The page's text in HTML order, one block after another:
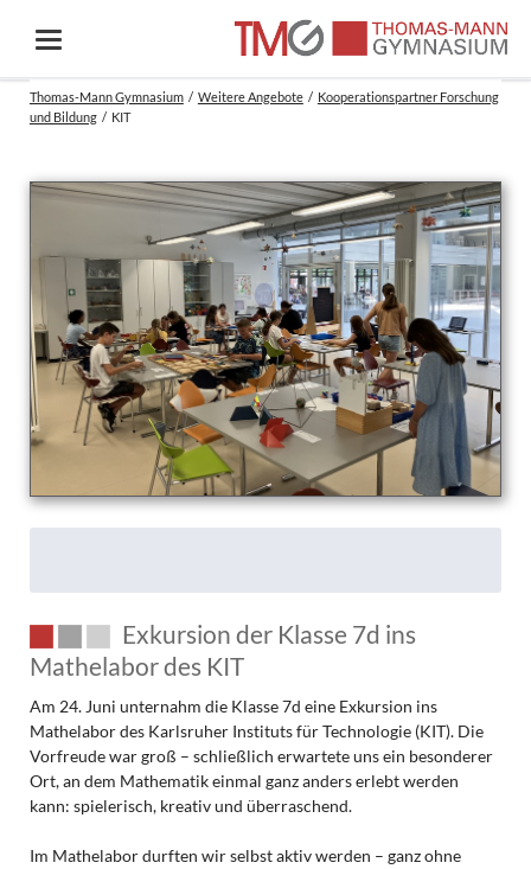
Thomas-Mann Gymnasium Weitere Angebote
Kooperationspartner Forschung
und Bildung
KIT
Exkursion der Klasse 7d ins
Mathelabor des KIT
Am 24. Juni unternahm die Klasse 7d eine Exkursion ins
Mathelabor des Karlsruher Instituts für Technologie (KIT). Die
Vorfreude war groß – schließlich erwartete uns ein besonderer
Ort, an dem Mathematik einmal ganz anders erlebt werden
kann: spielerisch, kreativ und überraschend.
Im Mathelabor durften wir selbst aktiv werden – ganz ohne